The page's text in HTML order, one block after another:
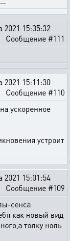
2021 15:35:32
Сообщение #111
2021 15:11:30
Сообщение #110
ускоренное
устроит
2021 15:01:54
Сообщение #109
сенса
как новый вид
толку ноль